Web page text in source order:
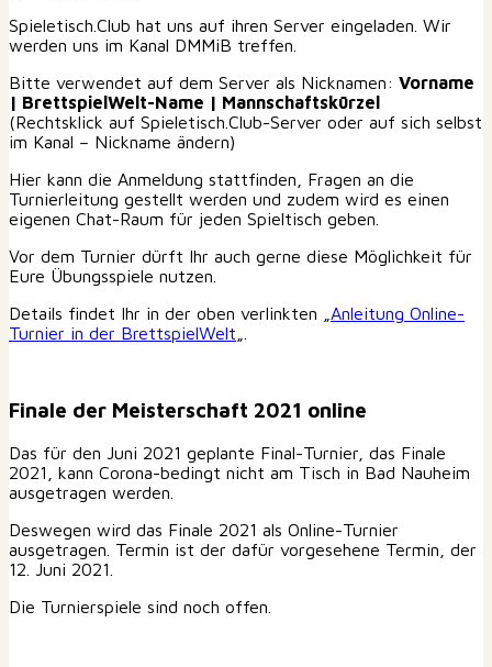
Spieletisch.Club hat uns auf ihren Server eingeladen. Wir
werden uns im Kanal DMMiB treffen.
Bitte verwendet auf dem Server als Nicknamen: Vorname
| BrettspielWelt-Name | Mannschaftskürzel
(Rechtsklick auf Spieletisch.Club-Server oder auf sich selbst
im Kanal – Nickname ändern)
Hier kann die Anmeldung stattfinden, Fragen an die
Turnierleitung gestellt werden und zudem wird es einen
eigenen Chat-Raum für jeden Spieltisch geben.
Vor dem Turnier dürft Ihr auch gerne diese Möglichkeit für
Eure Übungsspiele nutzen.
Details findet Ihr in der oben verlinkten „ Anleitung Online-
Turnier in der BrettspielWelt
Finale der Meisterschaft 2021 online
Das für den Juni 2021 geplante Final-Turnier, das Finale
2021, kann Corona-bedingt nicht am Tisch in Bad Nauheim
ausgetragen werden.
Deswegen wird das Finale 2021 als Online-Turnier
ausgetragen. Termin ist der dafür vorgesehene Termin, der
12. Juni 2021.
Die Turnierspiele sind noch offen.